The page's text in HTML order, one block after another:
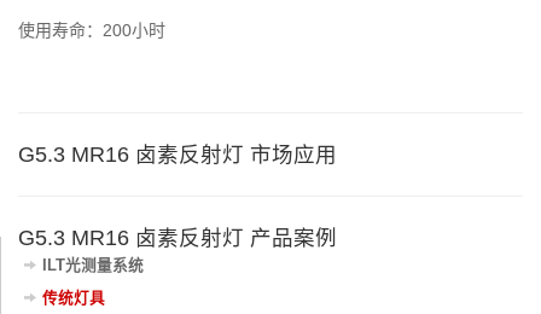
使用寿命：200小时
G5.3 MR16 卤素反射灯 市场应用
G5.3 MR16 卤素反射灯 产品案例
ILT光测量系统
传统灯具